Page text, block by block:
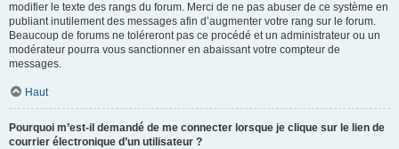
modifier le texte des rangs du forum. Merci de ne pas abuser de ce système en
publiant inutilement des messages afin d’augmenter votre rang sur le forum.
Beaucoup de forums ne toléreront pas ce procédé et un administrateur ou un
modérateur pourra vous sanctionner en abaissant votre compteur de
messages.
Haut
Pourquoi m’est-il demandé de me connecter lorsque je clique sur le lien de
courrier électronique d’un utilisateur ?